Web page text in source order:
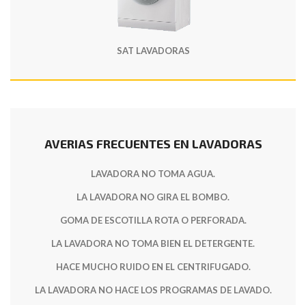
SAT LAVADORAS
AVERIAS FRECUENTES EN LAVADORAS
LAVADORA NO TOMA AGUA.
LA LAVADORA NO GIRA EL BOMBO.
GOMA DE ESCOTILLA ROTA O PERFORADA.
LA LAVADORA NO TOMA BIEN EL DETERGENTE.
HACE MUCHO RUIDO EN EL CENTRIFUGADO.
LA LAVADORA NO HACE LOS PROGRAMAS DE LAVADO.